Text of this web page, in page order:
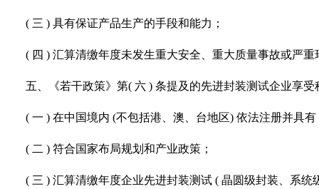
( 三 ) 具有保证产品生产的手段和能力；
( 四 ) 汇算清缴年度未发生重大安全、重大质量事故或严重
五、《若干政策》第( 六 ) 条提及的先进封装测试企业享
( 一 ) 在中国境内 (不包括港、澳、台地区) 依法注册并具
( 二 ) 符合国家布局规划和产业政策；
( 三 ) 汇算清缴年度企业先进封装测试 ( 晶圆级封装、系